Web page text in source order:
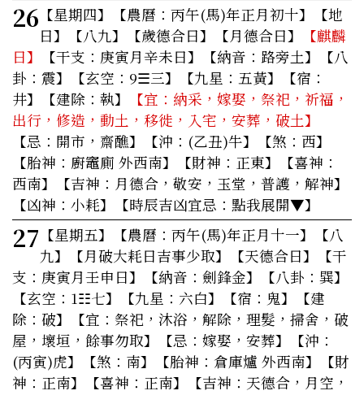
26 【星期四】
【農曆：丙午(馬)年正月初十】【地
日】【八九】【歲德合日】【月德合日】
【麒麟
日】
【干支：庚寅月辛未日】【納音：路旁土】【八
卦：震】【玄空：9☰三】【九星：五黃】【宿：
井】【建除：執】
【宜：納采，嫁娶，祭祀，祈福，
出行，修造，動土，移徙，入宅，安葬，破土】
【忌：開市，齋醮】【沖：(乙丑)牛】【煞：西】
【胎神：廚竈廁 外西南】【財神：正東】【喜神：
西南】【吉神：月德合，敬安，玉堂，普護，解神】
【凶神：小耗】
【時辰吉凶宜忌：點我展開▼】
27 【星期五】
【農曆：丙午(馬)年正月十一】【八
九】【月破大耗日吉事少取】【天德合日】【干
支：庚寅月壬申日】【納音：劍鋒金】【八卦：巽】
【玄空：1☷七】【九星：六白】【宿：鬼】【建
除：破】
【宜：祭祀，沐浴，解除，理髮，掃舍，破
屋，壞垣，餘事勿取】
【忌：嫁娶，安葬】【沖：
(丙寅)虎】【煞：南】【胎神：倉庫爐 外西南】【財
神：正南】【喜神：正南】【吉神：天德合，月空，